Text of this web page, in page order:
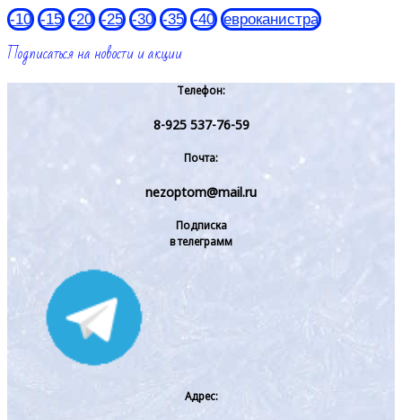
-10 -15 -20 -25 -30 -35 -40 евроканистра
Подписаться на новости и акции
Телефон:
8-925 537-76-59
Почта:
nezoptom@mail.ru
Подписка
в телеграмм
Адрес: